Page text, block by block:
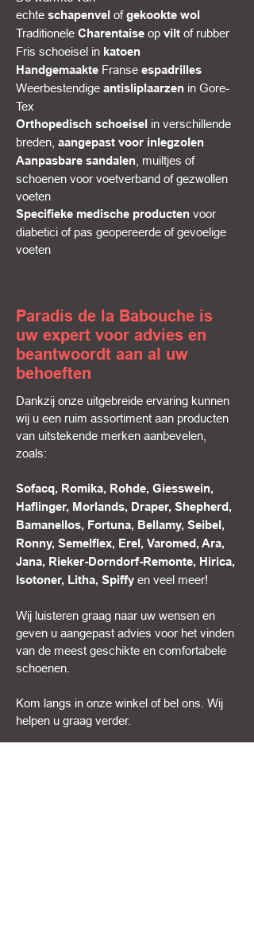
echte schapenvel of gekookte wol
Traditionele Charentaise op vilt of rubber
Fris schoeisel in katoen
Handgemaakte Franse espadrilles
Weerbestendige antisliplaarzen in Gore-
Tex
Orthopedisch schoeisel
in verschillende
breden, aangepast voor inlegzolen
Aanpasbare sandalen
, muiltjes of
schoenen voor voetverband of gezwollen
voeten
Specifieke medische producten voor
diabetici of pas geopereerde of gevoelige
voeten
Paradis de la Babouche is
uw expert voor advies en
beantwoordt aan al uw
behoeften
Dankzij onze uitgebreide ervaring kunnen
wij u een ruim assortiment aan producten
van uitstekende merken aanbevelen,
zoals:
Sofacq, Romika, Rohde, Giesswein,
Haflinger, Morlands, Draper, Shepherd,
Bamanellos, Fortuna, Bellamy, Seibel,
Ronny, Semelflex, Erel, Varomed, Ara,
Jana, Rieker-Dorndorf-Remonte, Hirica,
Isotoner, Litha, Spiffy en veel meer!
Wij luisteren graag naar uw wensen en
geven u aangepast advies voor het vinden
van de meest geschikte en comfortabele
schoenen.
Kom langs in onze winkel of bel ons. Wij
helpen u graag verder.